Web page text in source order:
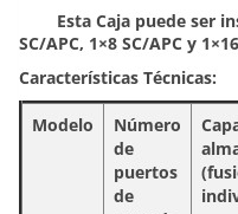
Esta Caja puede ser
SC/APC, 1×8 SC/APC y
Características Técnicas:
Modelo
Número
de
puertos
de